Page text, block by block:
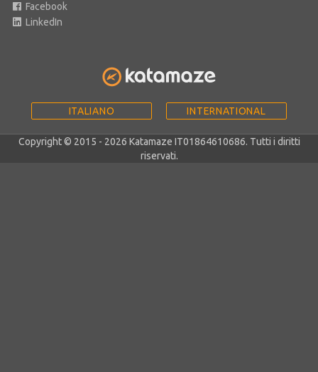
Facebook
LinkedIn
ITALIANO INTERNATIONAL
Copyright © 2015 - 2026 Katamaze IT01864610686. Tutti i diritti
riservati.